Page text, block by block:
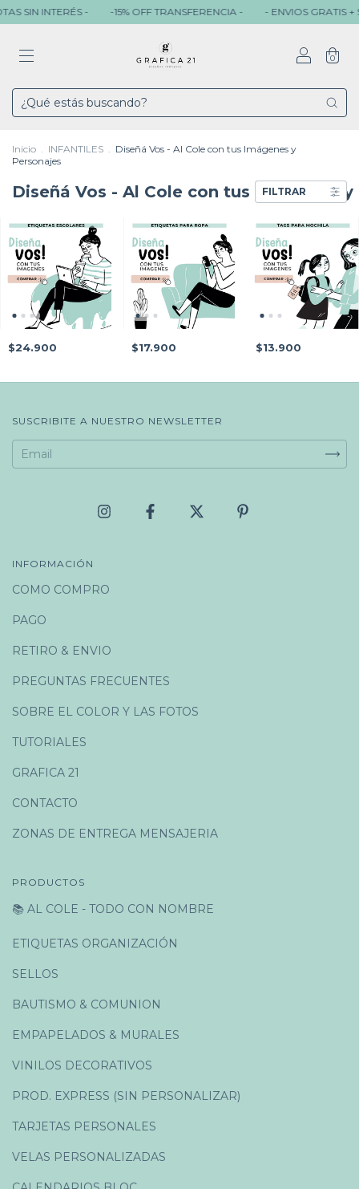
SIN INTERÉS - -15% OFF TRANSFERENCIA - - ENVIOS GRATIS +
0
Inicio . INFANTILES . Diseñá Vos - Al Cole con tus Imágenes y
Personajes
Diseñá Vos - Al Cole con tus Imágenes y
FILTRAR
$24.900 $17.900 $13.900
SUSCRIBITE A NUESTRO NEWSLETTER
INFORMACIÓN
COMO COMPRO
PAGO
RETIRO & ENVIO
PREGUNTAS FRECUENTES
SOBRE EL COLOR Y LAS FOTOS
TUTORIALES
GRAFICA 21
CONTACTO
ZONAS DE ENTREGA MENSAJERIA
PRODUCTOS
📚 AL COLE - TODO CON NOMBRE
ETIQUETAS ORGANIZACIÓN
SELLOS
BAUTISMO & COMUNION
EMPAPELADOS & MURALES
VINILOS DECORATIVOS
PROD. EXPRESS (SIN PERSONALIZAR)
TARJETAS PERSONALES
VELAS PERSONALIZADAS